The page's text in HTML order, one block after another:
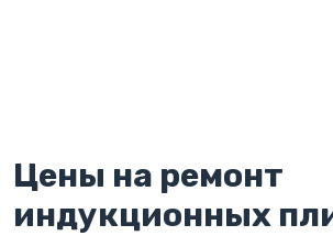
Цены на ремонт
индукционных